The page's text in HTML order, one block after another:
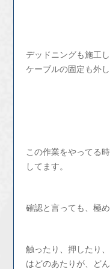
デッドニングも施工
ケーブルの固定も外し
この作業をやってる
してます。
確認と言っても、極
触ったり、押したり
はどのあたりが、ど